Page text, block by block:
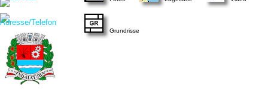
Grundrisse